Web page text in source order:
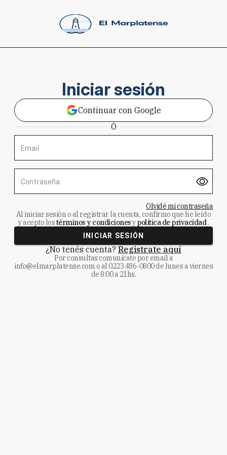
Iniciar sesión
Continuar con Google
Ó
Email
Contraseña
Olvidé mi contraseña
Al iniciar sesión o al registrar la cuenta, confirmo que he leído
y acepto lostérminos y condicionesypolítica de privacidad.
INICIAR SESIÓN
¿No tenés cuenta? Registrate aquí
Por consultas comunicate por email a
info@elmarplatense.como al0223 486-0800de lunes a viernes
de 8:00 a 21hs.